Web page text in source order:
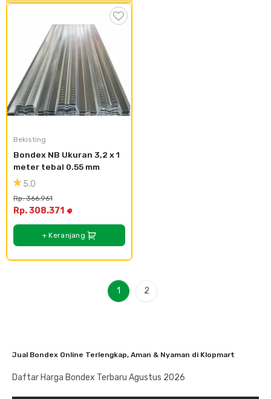
Bekisting
Bondex NB Ukuran 3,2 x 1
meter tebal 0.55 mm
5.0
Rp. 366.961
Rp. 308.371
+ Keranjang
1 2
Jual Bondex Online Terlengkap, Aman & Nyaman di Klopmart
Daftar Harga Bondex Terbaru Agustus 2026